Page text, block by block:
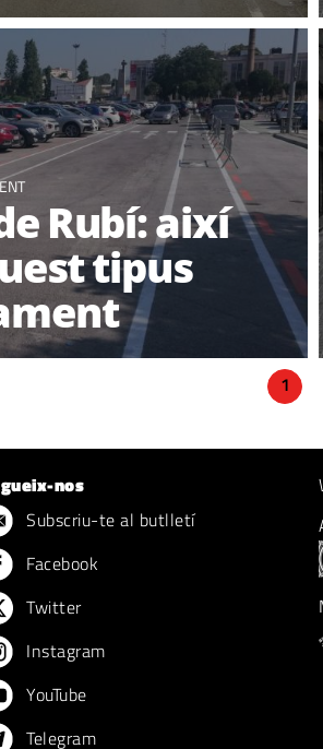
Rubí: així
tipus
1
nos
Subscriu-te al butlletí
Facebook
Twitter
Instagram
YouTube
Telegram